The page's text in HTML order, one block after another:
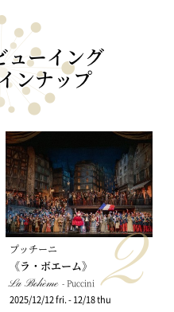
ューイング
ンナップ
2
プッチーニ
《ラ・ボエーム》
La Bohème - Puccini
2025/12/12 fri. - 12/18 thu